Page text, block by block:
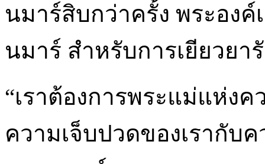
นมาร์สิบกว่าครั้ง พระองค์
นมาร์ สำหรับการเยียวยา
“เราต้องการพระแม่แห่ง
ความเจ็บปวดของเรากับ